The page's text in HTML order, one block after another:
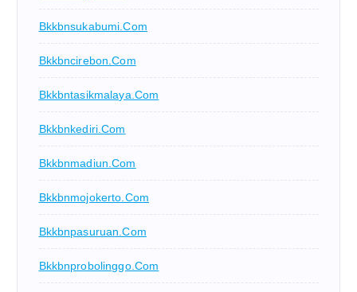
Bkkbnsukabumi.com
Bkkbncirebon.com
Bkkbntasikmalaya.com
Bkkbnkediri.com
Bkkbnmadiun.com
Bkkbnmojokerto.com
Bkkbnpasuruan.com
Bkkbnprobolinggo.com